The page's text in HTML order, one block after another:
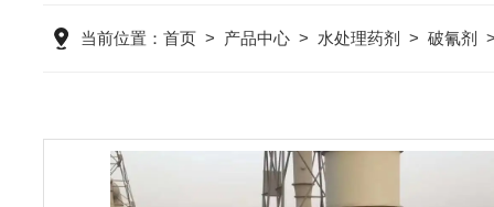
当前位置： 首页 > 产品中心 > 水处理药剂 > 破氰剂